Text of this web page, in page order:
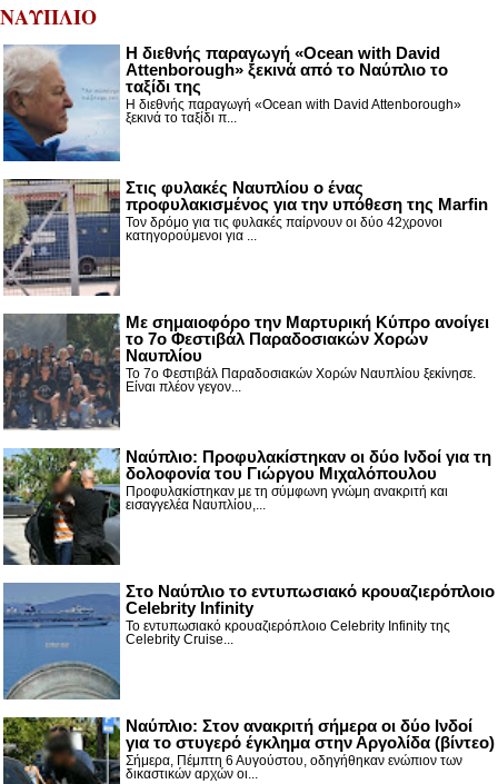
ΝΑΥΠΛΙΟ
Η διεθνής παραγωγή «Ocean with David
Attenborough» ξεκινά από το Ναύπλιο το
ταξίδι της
Η διεθνής παραγωγή «Ocean with David Attenborough»
ξεκινά το ταξίδι π...
Στις φυλακές Ναυπλίου ο ένας
προφυλακισμένος για την υπόθεση της Marfin
Τον δρόμο για τις φυλακές παίρνουν οι δύο 42χρονοι
κατηγορούμενοι για ...
Με σημαιοφόρο την Μαρτυρική Κύπρο ανοίγει
το 7ο Φεστιβάλ Παραδοσιακών Χορών
Ναυπλίου
Το 7ο Φεστιβάλ Παραδοσιακών Χορών Ναυπλίου ξεκίνησε.
Είναι πλέον γεγον...
Ναύπλιο: Προφυλακίστηκαν οι δύο Ινδοί για τη
δολοφονία του Γιώργου Μιχαλόπουλου
Προφυλακίστηκαν με τη σύμφωνη γνώμη ανακριτή και
εισαγγελέα Ναυπλίου,...
Στο Ναύπλιο το εντυπωσιακό κρουαζιερόπλοιο
Celebrity Infinity
Το εντυπωσιακό κρουαζιερόπλοιο Celebrity Infinity της
Celebrity Cruise...
Nαύπλιο: Στον ανακριτή σήμερα οι δύο Ινδοί
για το στυγερό έγκλημα στην Αργολίδα (βίντεο)
Σήμερα, Πέμπτη 6 Αυγούστου, οδηγήθηκαν ενώπιον των
δικαστικών αρχών οι...